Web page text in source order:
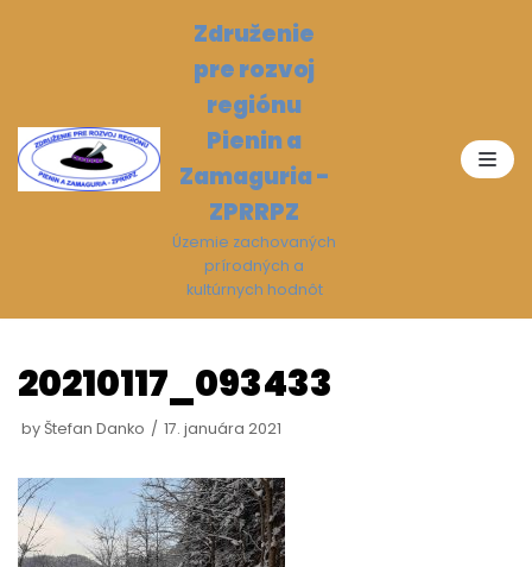
Združenie
pre rozvoj
regiónu
Pienin a
Zamaguria -
ZPRRPZ
Územie zachovaných
prírodných a
kultúrnych hodnôt
20210117_093433
byŠtefan Danko 17. januára 2021